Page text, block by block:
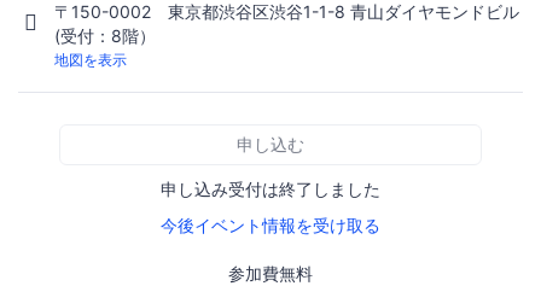
〒150-0002 東京都渋谷区渋谷1-1-8 青山ダイヤモンドビル
(受付：8階）
地図を表示
申し込む
申し込み受付は終了しました
今後イベント情報を受け取る
参加費無料